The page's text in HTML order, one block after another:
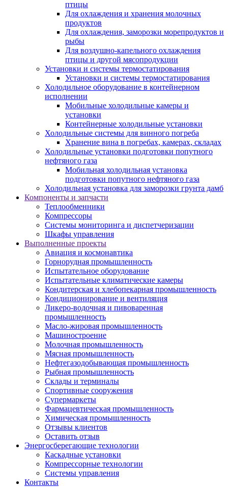
птицы
Для охлаждения и хранения молочных
продуктов
Для охлаждения, заморозки морепродуктов и
рыбы
Для воздушно-капельного охлаждения
птицы и другой мясопродукции
Установки и системы термостатирования
Установки и системы термостатирования
Холодильное оборудование в контейнерном
исполнении
Мобильные холодильные камеры и
установки
Контейнерные холодильные установки
Холодильные системы для винного погреба
Хранение вина в погребах, камерах, складах
Холодильные установки подготовки попутного
нефтяного газа
Мобильная холодильная установка
подготовки попутного нефтяного газа
Холодильная установка для заморозки грунта дамб
Компоненты и запчасти
Теплообменники
Компрессоры
Системы мониторинга и диспетчеризации
Шкафы управления
Выполненные проекты
Авиация и космонавтика
Горнорудная промышленность
Испытательное оборудование
Испытательные климатические камеры
Кондитерская и хлебопекарная промышленность
Кондиционирование и вентиляция
Ликеро-водочная и пивоваренная
промышленность
Масло-жировая промышленность
Машиностроение
Молочная промышленность
Мясная промышленность
Нефтегазодобывающая промышленность
Рыбная промышленность
Склады и терминалы
Спортивные сооружения
Супермаркеты
Фармацевтическая промышленность
Химическая промышленность
Отзывы клиентов
Оставить отзыв
Энергосберегающие технологии
Каскадные установки
Компрессорные технологии
Системы управления
Контакты